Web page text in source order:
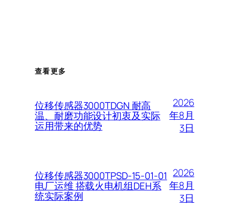
查看更多
位移传感器3000TDGN 耐高
温、耐磨功能设计初衷及实际
运用带来的优势
2026
年8月
3日
位移传感器3000TPSD-15-01-01
电厂运维 搭载火电机组DEH系
统实际案例
2026
年8月
3日